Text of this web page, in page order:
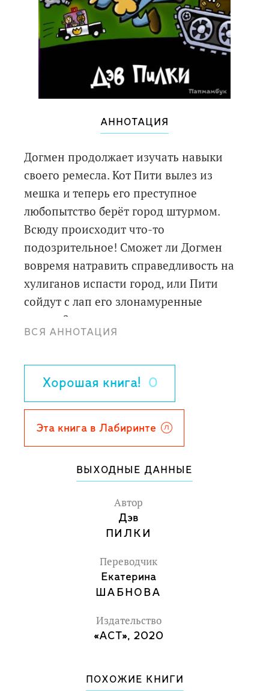
АННОТАЦИЯ
Догмен продолжает изучать навыки
своего ремесла. Кот Пити вылез из
мешка и теперь его преступное
любопытство берёт город штурмом.
Всюду происходит что-то
подозрительное! Сможет ли Догмен
вовремя натравить справедливость на
хулиганов испасти город, или Пити
сойдут с лап его злонамуренные
деяния?
Для среднего и старшего школьного
ВСЯ АННОТАЦИЯ
Хорошая книга! 0
Эта книга в Лабиринте
ВЫХОДНЫЕ ДАННЫЕ
Автор
Дэв
ПИЛКИ
Переводчик
Екатерина
ШАБНОВА
Издательство
«АСТ», 2020
ПОХОЖИЕ КНИГИ